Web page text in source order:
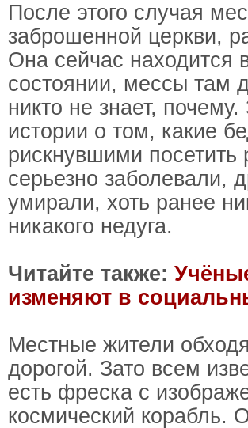
После этого случая
заброшенной церкви,
Она сейчас находится
состоянии, мессы там
никто не знает,
истории о том, какие
рискнувшими
серьезно заболевали,
умирали, хоть ранее
никакого недуга.
Читайте также:
изменяют в
Местные жители
дорогой. Зато всем
есть фреска с
космический корабль.